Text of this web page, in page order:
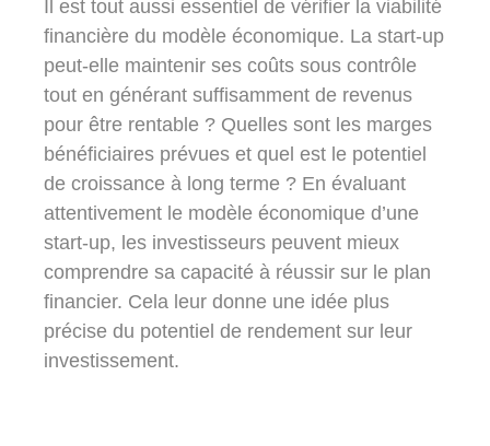
Il est tout aussi essentiel de vérifier la viabilité
financière du modèle économique. La start-up
peut-elle maintenir ses coûts sous contrôle
tout en générant suffisamment de revenus
pour être rentable ? Quelles sont les marges
bénéficiaires prévues et quel est le potentiel
de croissance à long terme ? En évaluant
attentivement le modèle économique d’une
start-up, les investisseurs peuvent mieux
comprendre sa capacité à réussir sur le plan
financier. Cela leur donne une idée plus
précise du potentiel de rendement sur leur
investissement.